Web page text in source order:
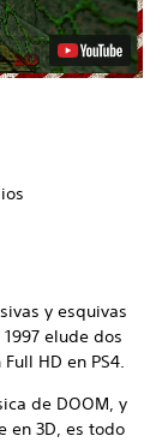
y esquivas
elude dos
HD en PS4.
de DOOM, y
en 3D, es todo